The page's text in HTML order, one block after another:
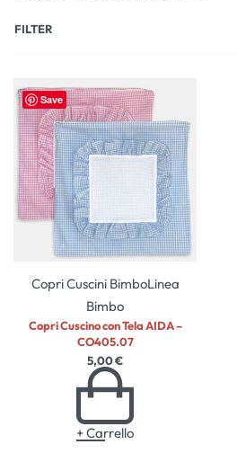
FILTER
Save
Copri Cuscini BimboLinea
Bimbo
Copri Cuscino con Tela AIDA –
CO405.07
5,00€
+ Carrello